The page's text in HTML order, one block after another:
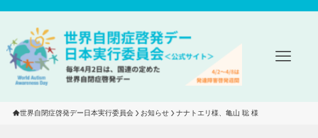
世界自閉症啓発デー日本実行委員会 お知らせ ナナトエリ様、亀山 聡 様